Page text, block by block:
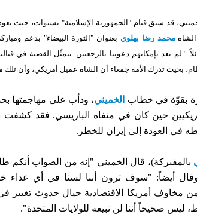
محمد رضا بهلويبعنوان "الثورة البيضاء" بدعم
"لم يعد بإمكانهم دعوتنا بالرجعيين. تتمثّل القضية في
بحيث تدرك الأمة جمعاء أن الشاه عميل أمريكي، وأن تلك
بقوّة في خطاب الخميني، ودأب على مهاجمتها
حين كان في منفاه الباريسي. فقد
في العودة إلى إيران للخطر.
بالمفبركة)، قال الخميني "إنه من الصواب أنكم
وقال أيضاً: "سوف ترون أننا لسنا في أي
مخاوف أمريكا الاقتصادية حيال حدوث تغيير في
صحيحاً أننا لن نبيعه للولايات المتحدة".